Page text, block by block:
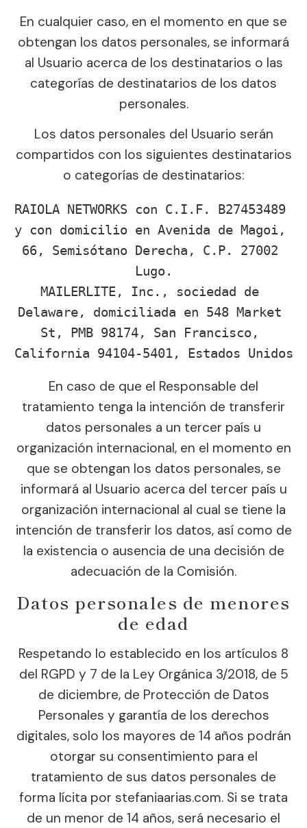
En cualquier caso, en el momento en que se
obtengan los datos personales, se informará
al Usuario acerca de los destinatarios o las
categorías de destinatarios de los datos
personales.
Los datos personales del Usuario serán
compartidos con los siguientes destinatarios
o categorías de destinatarios:
RAIOLA NETWORKS con C.I.F. B27453489
y con domicilio en Avenida de Magoi,
66, Semisótano Derecha, C.P. 27002
Lugo.
MAILERLITE, Inc., sociedad de
Delaware, domiciliada en 548 Market
St, PMB 98174, San Francisco,
California 94104-5401, Estados Unidos
En caso de que el Responsable del
tratamiento tenga la intención de transferir
datos personales a un tercer país u
organización internacional, en el momento en
que se obtengan los datos personales, se
informará al Usuario acerca del tercer país u
organización internacional al cual se tiene la
intención de transferir los datos, así como de
la existencia o ausencia de una decisión de
adecuación de la Comisión.
Datos personales de menores
de edad
Respetando lo establecido en los artículos 8
del RGPD y 7 de la Ley Orgánica 3/2018, de 5
de diciembre, de Protección de Datos
Personales y garantía de los derechos
digitales, solo los mayores de 14 años podrán
otorgar su consentimiento para el
tratamiento de sus datos personales de
forma lícita por stefaniaarias.com. Si se trata
de un menor de 14 años, será necesario el